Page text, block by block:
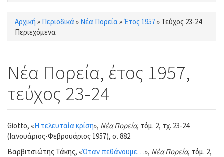
Είστε εδώ
Αρχική » Περιοδικά» Νέα Πορεία»Έτος 1957» Τεύχος 23-24
Περιεχόμενα
Νέα Πορεία, έτος 1957,
τεύχος 23-24
Giotto, «Η τελευταία κρίση», Νέα Πορεία, τόμ. 2, τχ. 23-24
(Ιανουάριος-Φεβρουάριος 1957), σ. 882
Βαρβιτσιώτης Τάκης, «Όταν πεθάνουμε. . .», Νέα Πορεία, τόμ. 2,